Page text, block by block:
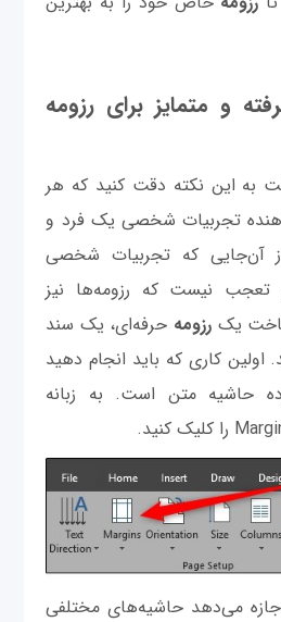
و متمایز برای رزومه
به این نکته دقت کنید که هر
تجربیات شخصی یک فرد و
آن‌جایی که تجربیات شخصی
تعجب نیست که رزومه‌ها نیز
یک رزومه حرفه‌ای، یک سند
اولین کاری که باید انجام دهید
حاشیه متن است. به زبانه
می‌دهد حاشیه‌های مختلفی